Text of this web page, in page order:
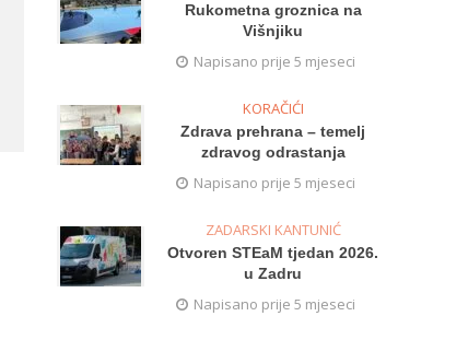
Rukometna groznica na
Višnjiku
Napisano prije 5 mjeseci
KORAČIĆI
Zdrava prehrana – temelj
zdravog odrastanja
Napisano prije 5 mjeseci
ZADARSKI KANTUNIĆ
Otvoren STEaM tjedan 2026.
u Zadru
Napisano prije 5 mjeseci